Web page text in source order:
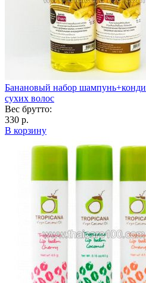
Банановый набор
сухих волос
Вес брутто:
330 р.
В корзину